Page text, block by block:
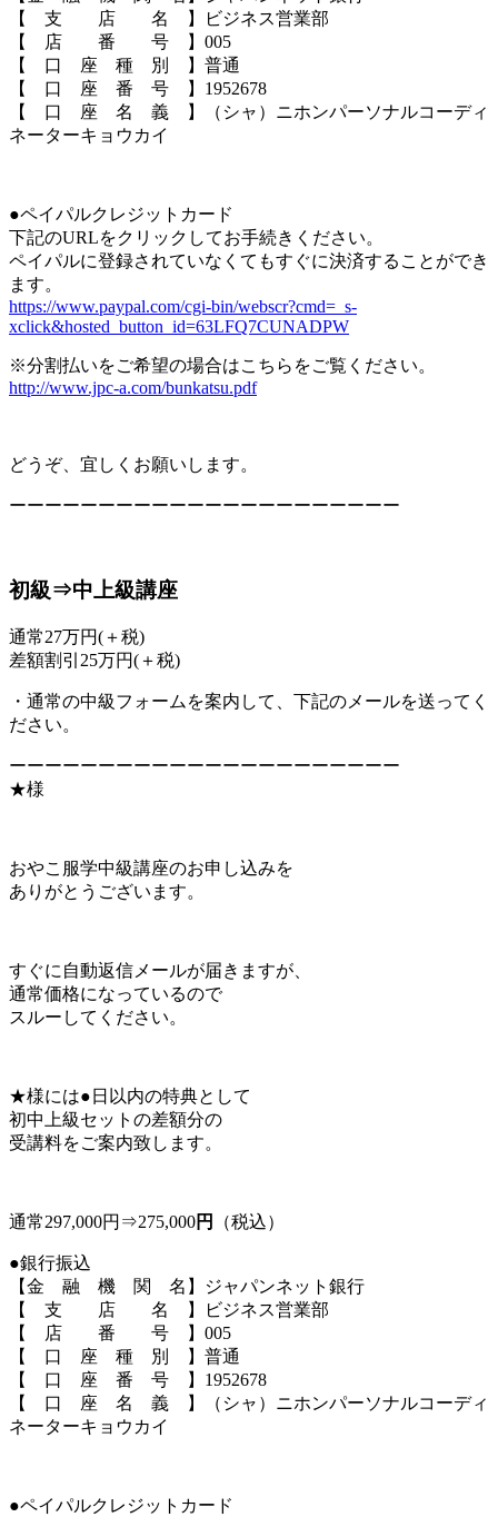
【 支 店 名 】ビジネス営業部
【 店 番 号 】005
【 口 座 種 別 】普通
【 口 座 番 号 】1952678
【 口 座 名 義 】（シャ）ニホンパーソナルコーディ
ネーターキョウカイ
●ペイパルクレジットカード
下記のURLをクリックしてお手続きください。
ペイパルに登録されていなくてもすぐに決済することができ
ます。
https://www.paypal.com/cgi-bin/webscr?cmd=_s-
xclick&hosted_button_id=63LFQ7CUNADPW
※分割払いをご希望の場合はこちらをご覧ください。
http://www.jpc-a.com/bunkatsu.pdf
どうぞ、宜しくお願いします。
ーーーーーーーーーーーーーーーーーーーーーー
初級⇒中上級講座
通常27万円(＋税)
差額割引25万円(＋税)
・通常の中級フォームを案内して、下記のメールを送ってく
ださい。
ーーーーーーーーーーーーーーーーーーーーーー
★様
おやこ服学中級講座のお申し込みを
ありがとうございます。
すぐに自動返信メールが届きますが、
通常価格になっているので
スルーしてください。
★様には●日以内の特典として
初中上級セットの差額分の
受講料をご案内致します。
通常297,000円⇒275,000円 （税込）
●銀行振込
【金 融 機 関 名】ジャパンネット銀行
【 支 店 名 】ビジネス営業部
【 店 番 号 】005
【 口 座 種 別 】普通
【 口 座 番 号 】1952678
【 口 座 名 義 】（シャ）ニホンパーソナルコーディ
ネーターキョウカイ
●ペイパルクレジットカード